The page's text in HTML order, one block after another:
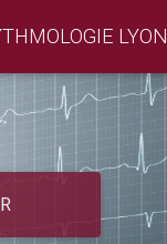
LYON